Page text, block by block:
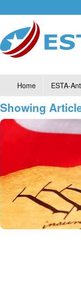
Home ESTA-
Showing